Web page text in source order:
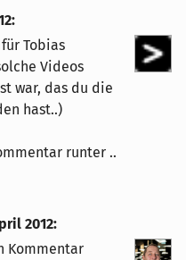
:
Tobias
Videos
war, das du die
hast..)
runter ..
2012:
Kommentar